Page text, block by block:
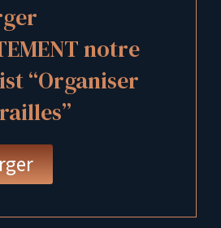
notre
“Organiser